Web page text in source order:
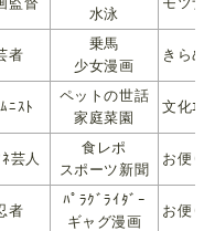
水泳
者
乗馬
少女漫画
きら
ﾆｽﾄ
ペットの世話
家庭菜園
文化ｴ
芸人
食レポ
スポーツ新聞
お便
者
ﾊﾟﾗｸﾞﾗｲﾀﾞｰ
ギャグ漫画
お便